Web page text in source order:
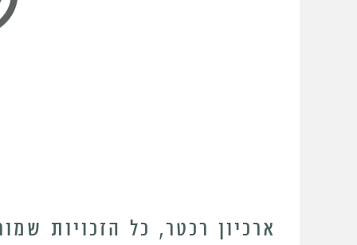
ארכיון רכטר, כל הזכויות